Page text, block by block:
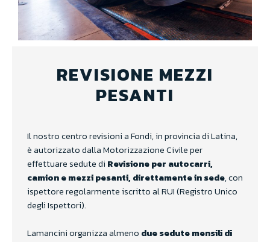
REVISIONE MEZZI
PESANTI
Il nostro centro revisioni a Fondi, in provincia di Latina,
è autorizzato dalla Motorizzazione Civile per
effettuare sedute di Revisione per autocarri,
camion e mezzi pesanti, direttamente in sede, con
ispettore regolarmente iscritto al RUI (Registro Unico
degli Ispettori).
Lamancini organizza almeno due sedute mensili di